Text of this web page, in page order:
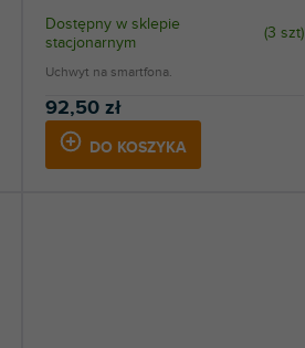
Dostępny w sklepie
stacjonarnym
(3 szt)
92,50 zł
DO KOSZYKA
Uchwyt na smartfona.